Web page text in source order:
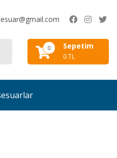
0 Sepetim
0 TL